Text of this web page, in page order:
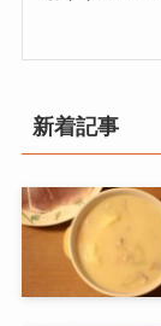
新着記事